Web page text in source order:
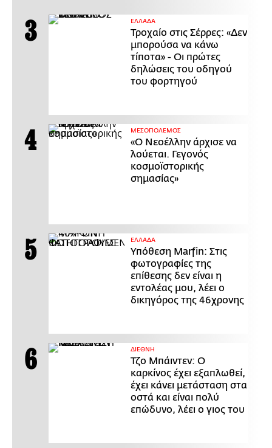
ΕΛΛΑΔΑ
Τροχαίο στις Σέρρες: «Δεν
μπορούσα να κάνω
τίποτα» - Οι πρώτες
δηλώσεις του οδηγού
του φορτηγού
ΜΕΣΟΠΟΛΕΜΟΣ
«Ο Νεοέλλην άρχισε να
λούεται. Γεγονός
κοσμοϊστορικής
σημασίας»
ΕΛΛΑΔΑ
Υπόθεση Marfin: Στις
φωτογραφίες της
επίθεσης δεν είναι η
εντολέας μου, λέει ο
δικηγόρος της 46χρονης
ΔΙΕΘΝΗ
Τζο Μπάιντεν: Ο
καρκίνος έχει εξαπλωθεί,
έχει κάνει μετάσταση στα
οστά και είναι πολύ
επώδυνο, λέει ο γιος του